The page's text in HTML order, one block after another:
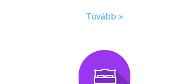
Tovább »